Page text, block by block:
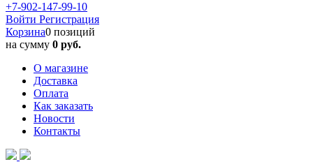
+7-902-147-99-10
Войти Регистрация
Корзина0 позиций
на сумму 0 руб.
О магазине
Доставка
Оплата
Как заказать
Новости
Контакты